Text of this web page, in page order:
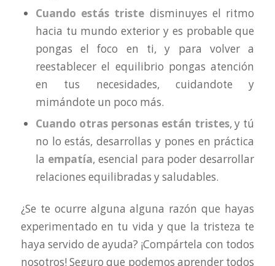
Cuando estás triste disminuyes el ritmo
hacia tu mundo exterior y es probable que
pongas el foco en ti, y para volver a
reestablecer el equilibrio pongas atención
en tus necesidades, cuidandote y
mimándote un poco más.
Cuando otras personas están tristes, y tú
no lo estás, desarrollas y pones en práctica
la empatía, esencial para poder desarrollar
relaciones equilibradas y saludables.
¿Se te ocurre alguna alguna razón que hayas
experimentado en tu vida y que la tristeza te
haya servido de ayuda? ¡Compártela con todos
nosotros! Seguro que podemos aprender todos